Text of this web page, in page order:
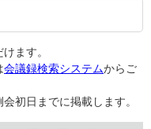
ます。
会議録検索システムからご
初日までに掲載します。